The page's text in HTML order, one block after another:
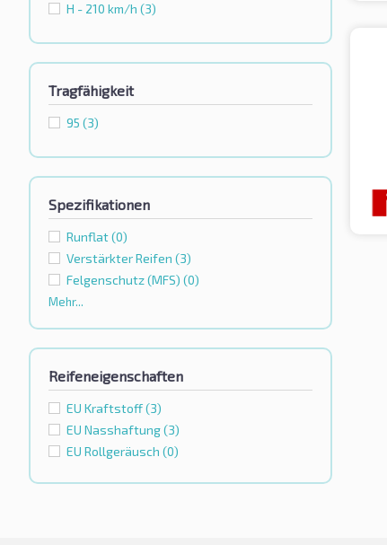
H - 210 km/h (3)
Tragfähigkeit
95 (3)
Spezifikationen
Runflat(0)
Verstärkter Reifen (3)
Felgenschutz (MFS) (0)
Mehr...
Reifeneigenschaften
EU Kraftstoff(3)
EU Nasshaftung(3)
EU Rollgeräusch (0)